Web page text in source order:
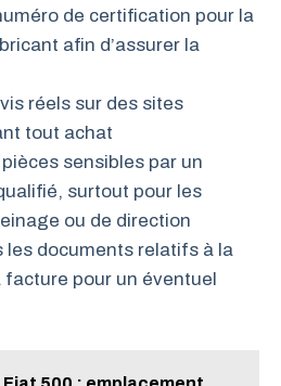
de certification pour la
afin d’assurer la
réels sur des sites
tout achat
sensibles par un
surtout pour les
ou de direction
les documents relatifs à la
facture pour un éventuel